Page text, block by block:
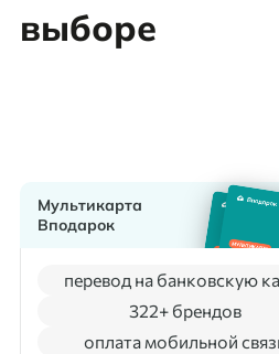
выборе
Мультикарта
Вподарок
оплата мобильной
перевод на банковскую
322+ брендов